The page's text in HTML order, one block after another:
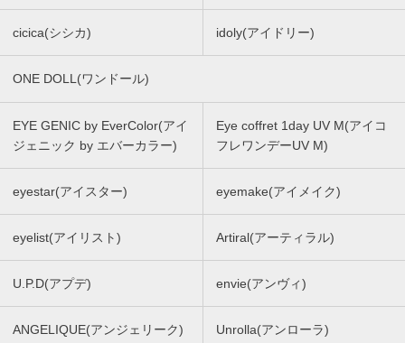
cicica(シシカ) idoly(アイドリー)
ONE DOLL(ワンドール)
EYE GENIC by EverColor(アイ
ジェニック by エバーカラー)
Eye coffret 1day UV M(アイコ
フレワンデーUV M)
eyestar(アイスター) eyemake(アイメイク)
eyelist(アイリスト) Artiral(アーティラル)
U.P.D(アプデ) envie(アンヴィ)
ANGELIQUE(アンジェリーク) Unrolla(アンローラ)